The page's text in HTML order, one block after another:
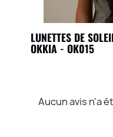
LUNETTES DE
OKKIA - OK015
Aucun avis n'a